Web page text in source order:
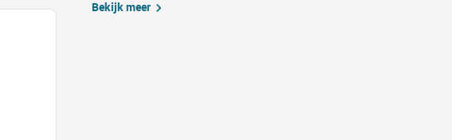
Bekijk meer